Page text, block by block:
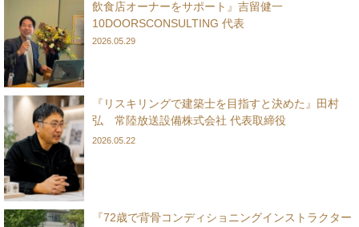
飲食店オーナーをサポート』吉留健一
10DOORSCONSULTING 代表
2026.05.29
『リスキリングで建築士を目指すと決めた』田村
弘 常陸放送設備株式会社 代表取締役
2026.05.22
『72歳で背骨コンディショニングインストラクター